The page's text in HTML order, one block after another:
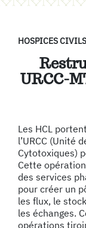
HOSPICES
URCC-
Les HCL
l’URCC (Unité
Cytotoxiques)
Cette
des services
pour créer un
les flux, le
les échanges.
opérations